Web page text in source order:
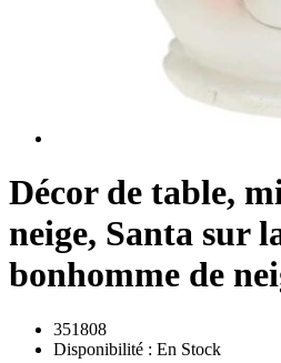
Décor de table,
neige, Santa sur
bonhomme de
351808
Disponibilité : En Stock